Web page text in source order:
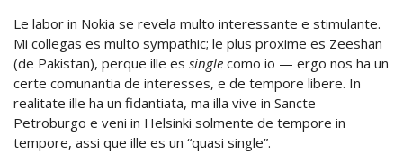
Le labor in Nokia se revela multo interessante e stimulante.
Mi collegas es multo sympathic; le plus proxime es Zeeshan
(de Pakistan), perque ille es single como io — ergo nos ha un
certe comunantia de interesses, e de tempore libere. In
realitate ille ha un fidantiata, ma illa vive in Sancte
Petroburgo e veni in Helsinki solmente de tempore in
tempore, assi que ille es un “quasi single”.